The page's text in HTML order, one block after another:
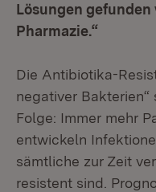
Lösungen
Pharmazie.“
Die Antibiotika-
negativer
Folge: Immer mehr
entwickeln
sämtliche zur Zeit
resistent sind.